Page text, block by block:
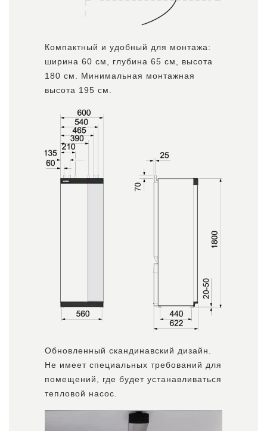
Компактный и удобный для монтажа:
ширина 60 см, глубина 65 см, высота
180 см. Минимальная монтажная
высота 195 см.
Обновленный скандинавский дизайн.
Не имеет специальных требований для
помещений, где будет устанавливаться
тепловой насос.